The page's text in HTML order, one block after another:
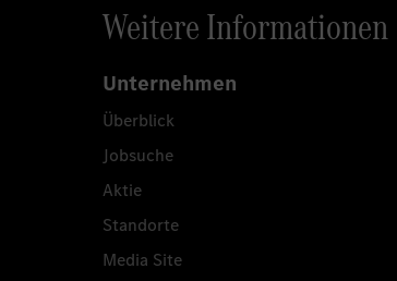
Weitere Informationen
Unternehmen
Überblick
Jobsuche
Aktie
Standorte
Media Site